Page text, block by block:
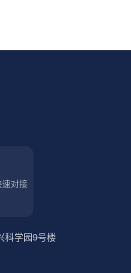
对接
科学园9号楼